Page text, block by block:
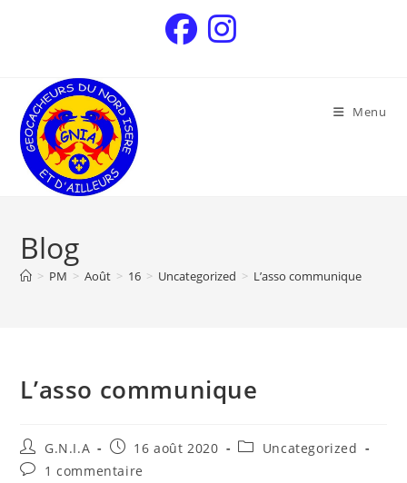
Menu
Blog
> PM > Août > 16 > Uncategorized > L’asso communique
L’asso communique
G.N.I.A 16 août 2020
Uncategorized
1 commentaire